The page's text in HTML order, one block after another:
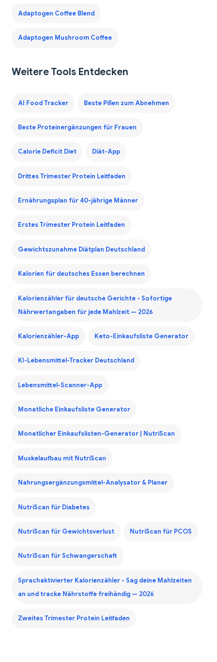
Adaptogen Coffee Blend
Adaptogen Mushroom Coffee
Weitere Tools Entdecken
AI Food Tracker Beste Pillen zum Abnehmen
Beste Proteinergänzungen für Frauen
Calorie Deficit Diet Diät-App
Drittes Trimester Protein Leitfaden
Ernährungsplan für 40-jährige Männer
Erstes Trimester Protein Leitfaden
Gewichtszunahme Diätplan Deutschland
Kalorien für deutsches Essen berechnen
Kalorienzähler für deutsche Gerichte - Sofortige
Nährwertangaben für jede Mahlzeit — 2026
Kalorienzähler-App Keto-Einkaufsliste Generator
KI-Lebensmittel-Tracker Deutschland
Lebensmittel-Scanner-App
Monatliche Einkaufsliste Generator
Monatlicher Einkaufslisten-Generator | NutriScan
Muskelaufbau mit NutriScan
Nahrungsergänzungsmittel-Analysator & Planer
NutriScan für Diabetes
NutriScan für Gewichtsverlust NutriScan für PCOS
NutriScan für Schwangerschaft
Sprachaktivierter Kalorienzähler - Sag deine Mahlzeiten
an und tracke Nährstoffe freihändig — 2026
Zweites Trimester Protein Leitfaden